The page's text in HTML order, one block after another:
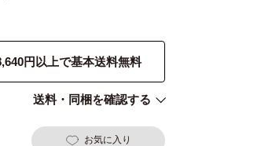
円以上で基本送料無料
送料・同梱を確認する
お気に入り